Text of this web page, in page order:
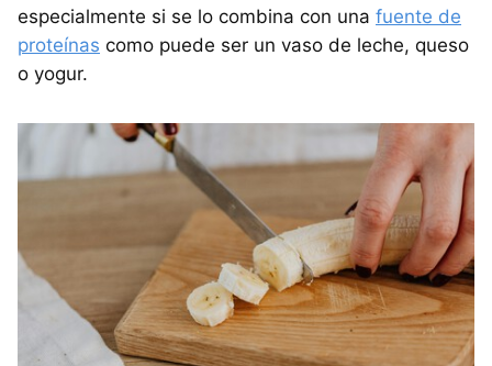
especialmente si se lo combina con una fuente de
proteínas como puede ser un vaso de leche, queso
o yogur.